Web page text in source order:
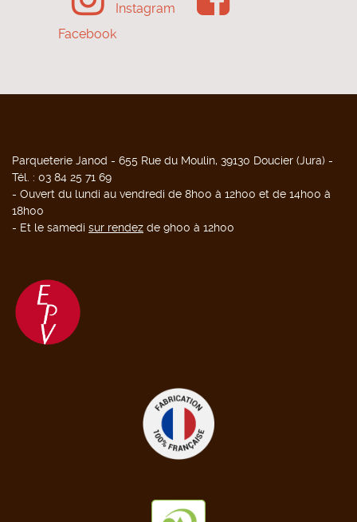
Instagram
Facebook
Parqueterie Janod - 655 Rue du Moulin, 39130 Doucier (Jura) -
Tél. : 03 84 25 71 69
- Ouvert du lundi au vendredi de 8h00 à 12h00 et de 14h00 à
18h00
- Et le samedi sur rendez de 9h00 à 12h00